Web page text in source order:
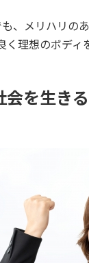
、メリハリの
理想のボディ
会を生き